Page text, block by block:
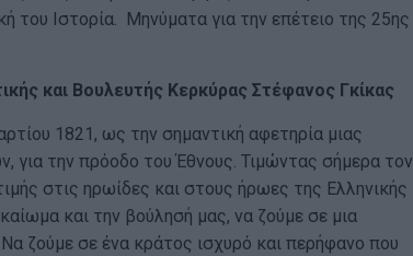
του Ιστορία. Μηνύματα για την επέτειο της 25ης
και Βουλευτής Κερκύρας Στέφανος Γκίκας
1821, ως την σημαντική αφετηρία μιας
την πρόοδο του Έθνους. Τιμώντας σήμερα τον
στις ηρωίδες και στους ήρωες της Ελληνικής
και την βούλησή μας, να ζούμε σε μια
ζούμε σε ένα κράτος ισχυρό και περήφανο που